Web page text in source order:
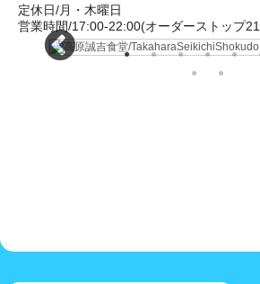
定休日/月・木曜日
営業時間/17:00-22:00(オーダーストップ